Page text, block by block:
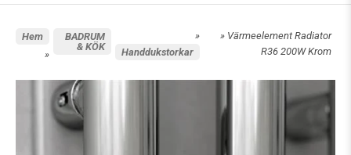
Hem
»
BADRUM
& KÖK
»
Handdukstorkar
» Värmeelement Radiator
R36 200W Krom